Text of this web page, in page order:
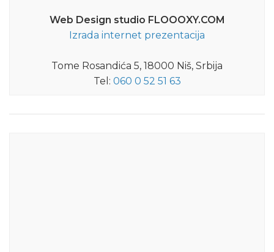
Web Design studio FLOOOXY.COM
Izrada internet prezentacija
Tome Rosandića 5, 18000 Niš, Srbija
Tel: 060 0 52 51 63